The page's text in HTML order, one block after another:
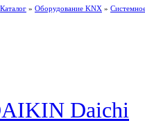
Каталог » Оборудование KNX »
Daichi